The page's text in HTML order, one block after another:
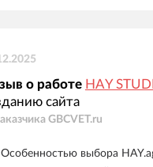
о работе HAY
сайта
GBCVET.ru
Особенностью выбора